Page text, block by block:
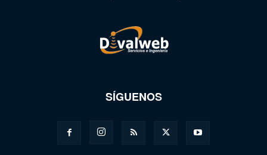
SÍGUENOS